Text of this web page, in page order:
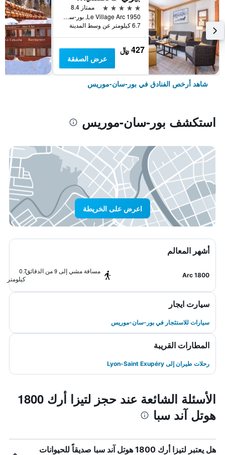
5 نجوم
ممتاز 8.4
Le Village Arc 1950, بور-سان-موريس, إقايم سافوا, فرنسا
6.7 كيلومتر عن وسط المدينة
427 ﷼
عرض الصفقة
شاهد أرخص الفنادق في بور-سان-موريس
استكشف بور-سان-موريس
اعرض على الخريطة
أشهر المعالم
Arc 1800
مسافة مشي إلى 9 من الدقائق
0.7
كيلومتر
سيارت ايجار
سيارات للاستئجار في بور-سان-موريس
المطارات القريبة
رحلات طيران إلى Lyon-Saint Exupéry
الأسئلة الشائعة عند حجز لتيزا أرك 1800
هوتل آند سبا
هل يعتبر لتيزا أرك 1800 هوتل آند سبا صديقاً للحيوانات